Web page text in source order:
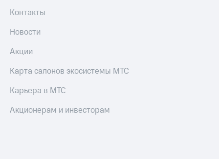
Контакты
Новости
Акции
Карта салонов экосистемы МТС
Карьера в МТС
Акционерам и инвесторам